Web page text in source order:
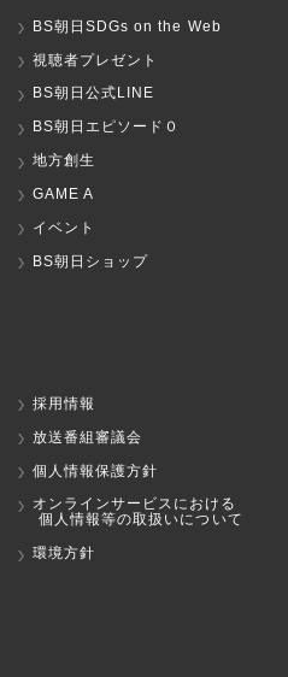
BS朝日SDGs on the Web
視聴者プレゼント
BS朝日公式LINE
BS朝日エピソード０
地方創生
GAME A
イベント
BS朝日ショップ
採用情報
放送番組審議会
個人情報保護方針
オンラインサービスにおける
個人情報等の取扱いについて
環境方針